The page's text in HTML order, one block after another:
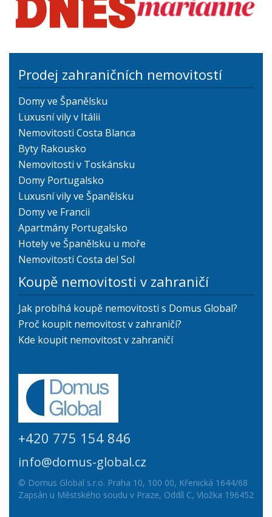
Prodej zahraničních nemovitostí
Domy ve Španělsku
Luxusní vily v Itálii
Nemovitosti Costa Blanca
Byty Rakousko
Nemovitosti v Toskánsku
Domy Portugalsko
Luxusní vily ve Španělsku
Domy ve Francii
Apartmány Portugalsko
Hotely ve Španělsku u moře
Nemovitosti Costa del Sol
Koupě nemovitosti v zahraničí
Jak probíhá koupě nemovitosti s Domus Global?
Proč koupit nemovitost v zahraničí?
Kde koupit nemovitost v zahraničí
+420 775 154 846
info@domus-global.cz
© Domus Global s.r.o. Praha 10, 100 00, Křenická 1644/68
Zapsán u Městského soudu v Praze, Oddíl C, Vložka 196452